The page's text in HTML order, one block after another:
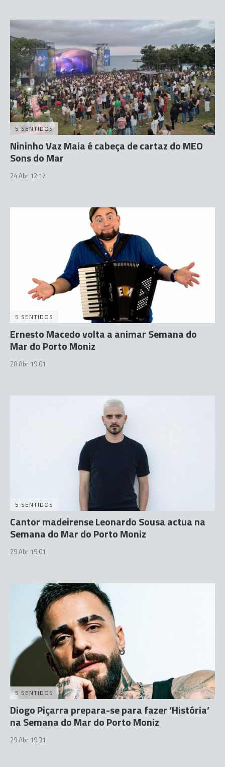
5 SENTIDOS
Nininho Vaz Maia é cabeça de cartaz do MEO
Sons do Mar
24 Abr 12:17
5 SENTIDOS
Ernesto Macedo volta a animar Semana do
Mar do Porto Moniz
28 Abr 19:01
5 SENTIDOS
Cantor madeirense Leonardo Sousa actua na
Semana do Mar do Porto Moniz
29 Abr 19:01
5 SENTIDOS
Diogo Piçarra prepara-se para fazer ‘História’
na Semana do Mar do Porto Moniz
29 Abr 19:31